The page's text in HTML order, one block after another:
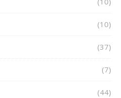
(10)
(37)
(7)
(44)